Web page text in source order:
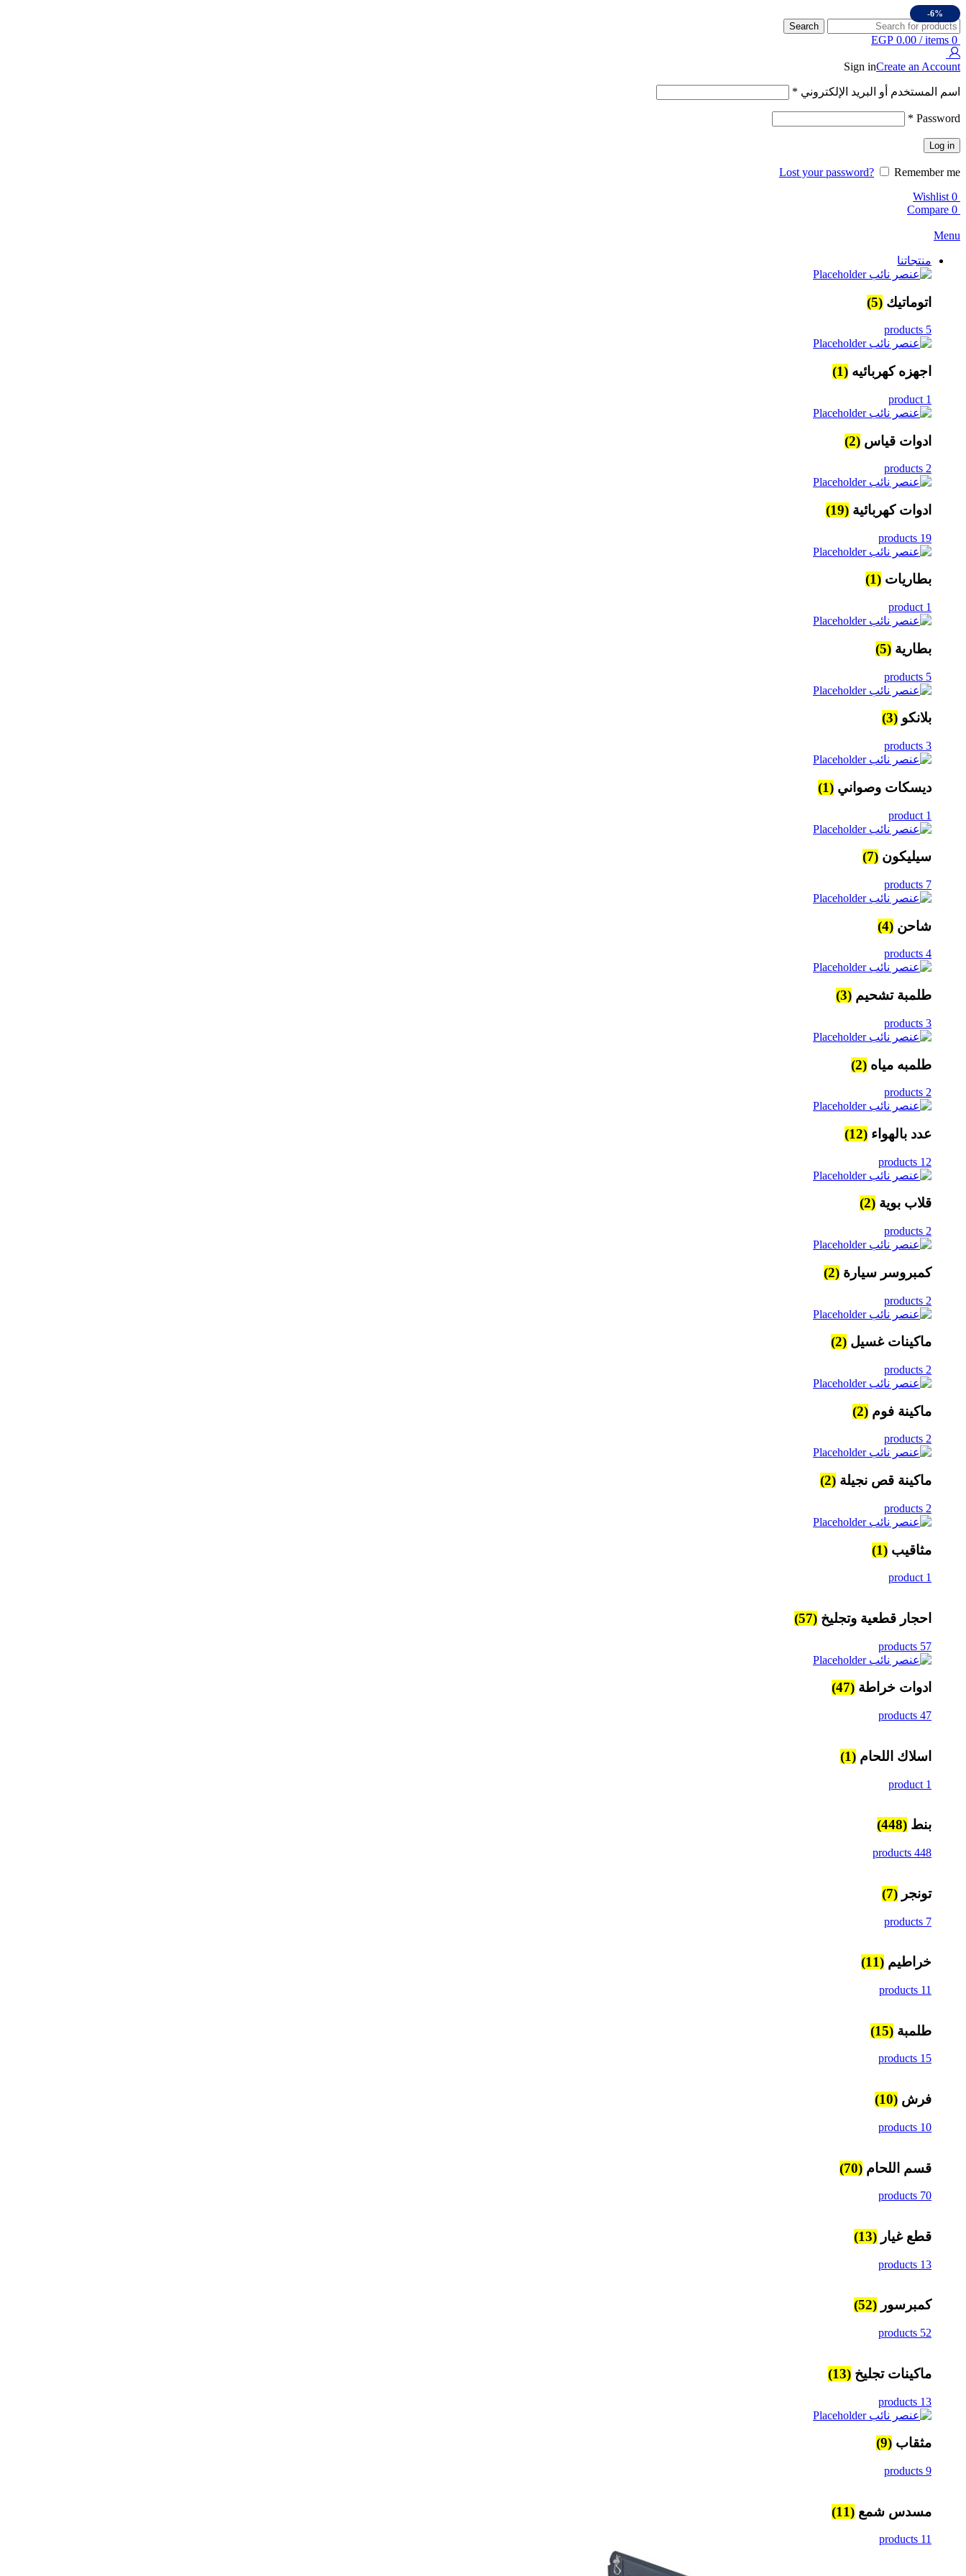
Search
0
items
/
EGP 0.00
Sign inCreate an Account
اسم المستخدم أو البريد الإلكتروني *
Password
*
Log in
Lost your password?
Remember me
0
Wishlist
0
Compare
Menu
منتجاتنا
اتوماتيك (5)
5 products
اجهزه كهربائيه (1)
1 product
ادوات قياس (2)
2 products
ادوات كهربائية (19)
19 products
بطاريات (1)
1 product
بطارية (5)
5 products
بلانكو (3)
3 products
ديسكات وصواني (1)
1 product
سيليكون (7)
7 products
شاحن (4)
4 products
طلمبة تشحيم (3)
3 products
طلمبه مياه (2)
2 products
عدد بالهواء (12)
12 products
قلاب بوية (2)
2 products
كمبروسر سيارة (2)
2 products
ماكينات غسيل (2)
2 products
ماكينة فوم (2)
2 products
ماكينة قص نجيلة (2)
2 products
مثاقيب (1)
1 product
احجار قطعية وتجليخ (57)
57 products
ادوات خراطة (47)
47 products
اسلاك اللحام (1)
1 product
بنط (448)
448 products
تونجر (7)
7 products
خراطيم (11)
11 products
طلمبة (15)
15 products
فرش (10)
10 products
قسم اللحام (70)
70 products
قطع غيار (13)
13 products
كمبرسور (52)
52 products
ماكينات تجليخ (13)
13 products
مثقاب (9)
9 products
مسدس شمع (11)
11 products
-6%
Facebook
WhatsApp